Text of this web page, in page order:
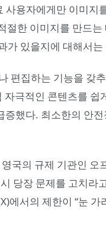
사용자에게만 이미지
한 이미지를 만드는
가 있을지에 대해서
편집하는 기능을 갖
자극적인 콘텐츠를 쉽
했다. 최소한의 안
국의 규제 기관인 오
당장 문제를 고치라
에서의 제한이 “눈 가